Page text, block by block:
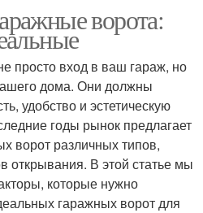
ворота:
просто вход в ваш гараж, но
дома. Они должны
удобство и эстетическую
годы рынок предлагает
ворот различных типов,
открывания. В этой статье мы
которые нужно
гаражных ворот для